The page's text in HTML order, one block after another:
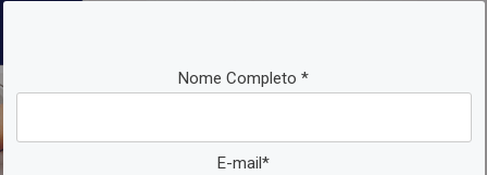
Nome Completo *
E-mail*